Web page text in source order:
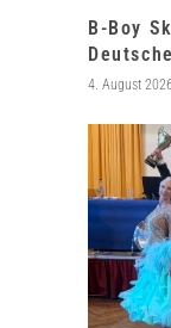
B-Boy
4. August